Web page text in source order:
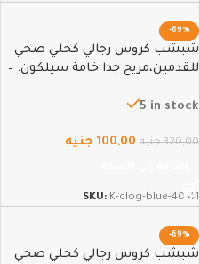
-69%
شبشب كروس رجالي كحلي صحي
للقدمين،مريح جدا خامة سيلكون. –
5 in stock
320,00 جنيه 100,00 جنيه
SKU: K-clog-blue-40-41
-69%
شبشب كروس رجالي كحلي صحي